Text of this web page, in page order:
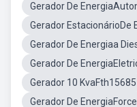
Gerador De
Gerador EstacionárioDe
Gerador De Energiaa
Gerador De
Gerador 10 KvaFth15685
Gerador De